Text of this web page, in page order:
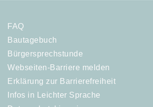
FAQ
Bautagebuch
Bürgersprechstunde
Webseiten-Barriere melden
Erklärung zur Barrierefreiheit
Infos in Leichter Sprache